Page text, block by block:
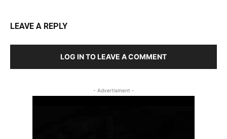
LEAVE A REPLY
LOG IN TO LEAVE A COMMENT
- Advertisment -